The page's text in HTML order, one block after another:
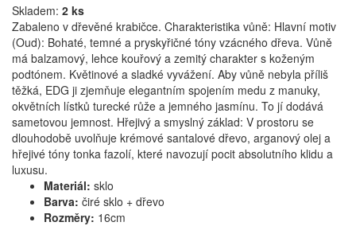
Skladem: 2 ks
Zabaleno v dřevěné krabičce. Charakteristika vůně: Hlavní motiv
(Oud): Bohaté, temné a pryskyřičné tóny vzácného dřeva. Vůně
má balzamový, lehce kouřový a zemitý charakter s koženým
podtónem. Květinové a sladké vyvážení. Aby vůně nebyla příliš
těžká, EDG ji zjemňuje elegantním spojením medu z manuky,
okvětních lístků turecké růže a jemného jasmínu. To jí dodává
sametovou jemnost. Hřejivý a smyslný základ: V prostoru se
dlouhodobě uvolňuje krémové santalové dřevo, arganový olej a
hřejivé tóny tonka fazolí, které navozují pocit absolutního klidu a
luxusu.
Materiál: sklo
Barva: čiré sklo + dřevo
Rozměry: 16cm